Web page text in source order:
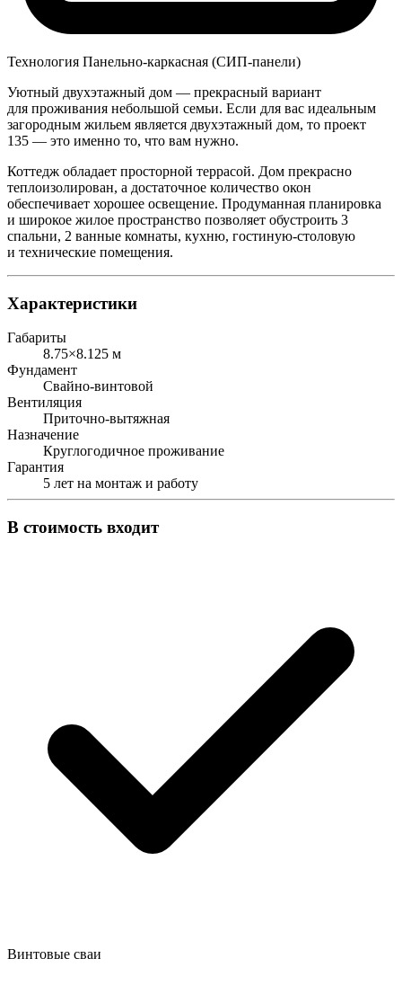
Технология Панельно-каркасная (СИП-панели)
Уютный двухэтажный дом — прекрасный вариант
для проживания небольшой семьи. Если для вас идеальным
загородным жильем является двухэтажный дом, то проект
135 — это именно то, что вам нужно.
Коттедж обладает просторной террасой. Дом прекрасно
теплоизолирован, а достаточное количество окон
обеспечивает хорошее освещение. Продуманная планировка
и широкое жилое пространство позволяет обустроить 3
спальни, 2 ванные комнаты, кухню, гостиную-столовую
и технические помещения.
Характеристики
Габариты
8.75×8.125 м
Фундамент
Свайно-винтовой
Вентиляция
Приточно-вытяжная
Назначение
Круглогодичное проживание
Гарантия
5 лет на монтаж и работу
В стоимость входит
Винтовые сваи